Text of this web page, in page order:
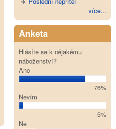
více...
Anketa
Hlásíte se k nějakému
náboženství?
Ano
76%
Nevím
5%
Ne